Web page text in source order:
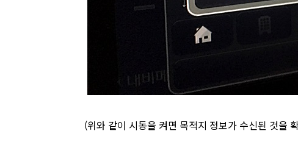
(위와 같이 시동을 켜면 목적지 정보가 수신된 것을